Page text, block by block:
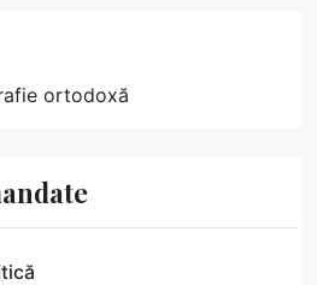
ortodoxă